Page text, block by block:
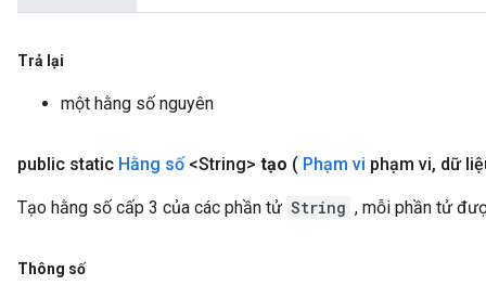
Trả lại
một hằng số nguyên
public static Hằng số<String> tạo ( Phạm vi phạm vi, dữ
Tạo hằng số cấp 3 của các phần tử String , mỗi phần tử
Thông số